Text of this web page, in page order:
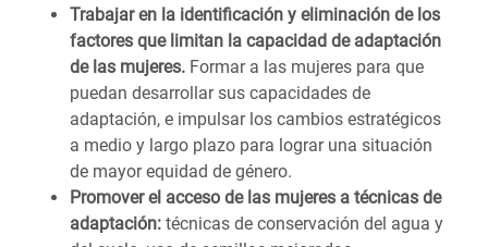
Trabajar en la identificación y eliminación de los
factores que limitan la capacidad de adaptación
de las mujeres. Formar a las mujeres para que
puedan desarrollar sus capacidades de
adaptación, e impulsar los cambios estratégicos
a medio y largo plazo para lograr una situación
de mayor equidad de género.
Promover el acceso de las mujeres a técnicas de
adaptación: técnicas de conservación del agua y